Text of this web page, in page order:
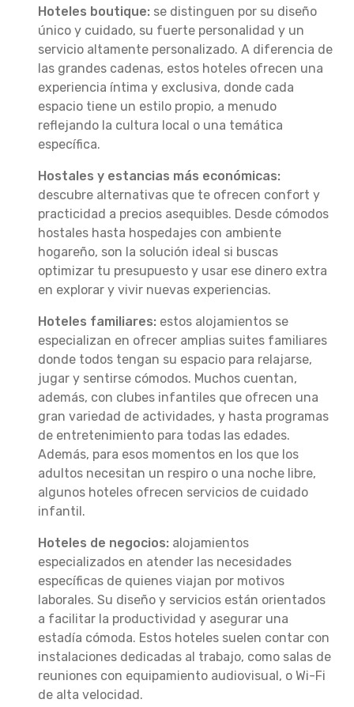
Hoteles boutique: se distinguen por su diseño
único y cuidado, su fuerte personalidad y un
servicio altamente personalizado. A diferencia de
las grandes cadenas, estos hoteles ofrecen una
experiencia íntima y exclusiva, donde cada
espacio tiene un estilo propio, a menudo
reflejando la cultura local o una temática
específica.
Hostales y estancias más económicas:
descubre alternativas que te ofrecen confort y
practicidad a precios asequibles. Desde cómodos
hostales hasta hospedajes con ambiente
hogareño, son la solución ideal si buscas
optimizar tu presupuesto y usar ese dinero extra
en explorar y vivir nuevas experiencias.
Hoteles familiares: estos alojamientos se
especializan en ofrecer amplias suites familiares
donde todos tengan su espacio para relajarse,
jugar y sentirse cómodos. Muchos cuentan,
además, con clubes infantiles que ofrecen una
gran variedad de actividades, y hasta programas
de entretenimiento para todas las edades.
Además, para esos momentos en los que los
adultos necesitan un respiro o una noche libre,
algunos hoteles ofrecen servicios de cuidado
infantil.
Hoteles de negocios: alojamientos
especializados en atender las necesidades
específicas de quienes viajan por motivos
laborales. Su diseño y servicios están orientados
a facilitar la productividad y asegurar una
estadía cómoda. Estos hoteles suelen contar con
instalaciones dedicadas al trabajo, como salas de
reuniones con equipamiento audiovisual, o Wi-Fi
de alta velocidad.